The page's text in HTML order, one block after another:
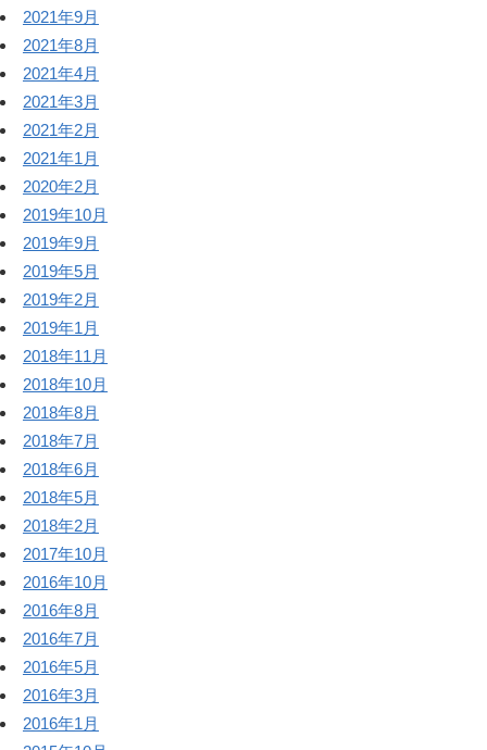
2021年9月
2021年8月
2021年4月
2021年3月
2021年2月
2021年1月
2020年2月
2019年10月
2019年9月
2019年5月
2019年2月
2019年1月
2018年11月
2018年10月
2018年8月
2018年7月
2018年6月
2018年5月
2018年2月
2017年10月
2016年10月
2016年8月
2016年7月
2016年5月
2016年3月
2016年1月